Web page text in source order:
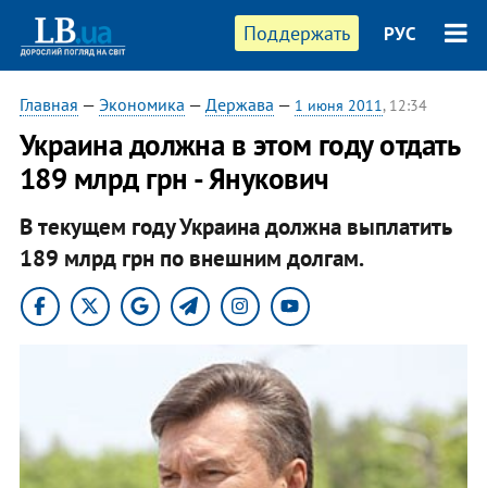
Поддержать РУС
Главная — Экономика — Держава — 1 июня 2011, 12:34
​Украина должна в этом году отдать
189 млрд грн - Янукович
В текущем году Украина должна выплатить
189 млрд грн по внешним долгам.